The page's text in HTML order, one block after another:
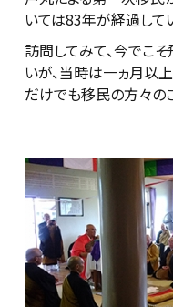
いては83年が経過して
訪問してみて、今でこ
いが、当時は一ヵ月以
だけでも移民の方々の